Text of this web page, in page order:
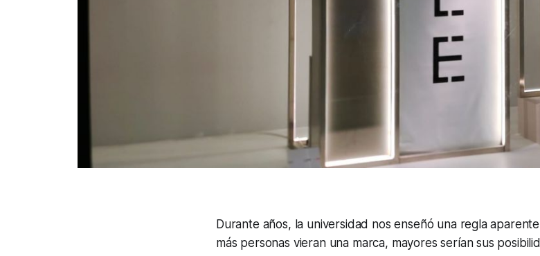
Durante años, la universidad nos enseñó una regla
más personas vieran una marca, mayores serían sus